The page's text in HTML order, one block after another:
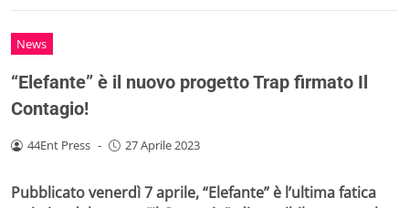
News
“Elefante” è il nuovo progetto Trap firmato Il
Contagio!
44Ent Press - 27 Aprile 2023
Pubblicato venerdì 7 aprile, “Elefante” è l’ultima fatica